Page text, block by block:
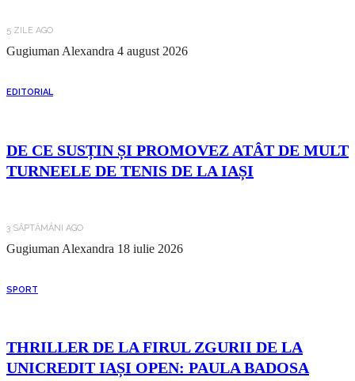
5 ZILE AGO
Gugiuman Alexandra 4 august 2026
EDITORIAL
DE CE SUSȚIN ȘI PROMOVEZ ATÂT DE MULT
TURNEELE DE TENIS DE LA IAȘI
3 SĂPTĂMÂNI AGO
Gugiuman Alexandra 18 iulie 2026
SPORT
THRILLER DE LA FIRUL ZGURII DE LA
UNICREDIT IAȘI OPEN: PAULA BADOSA